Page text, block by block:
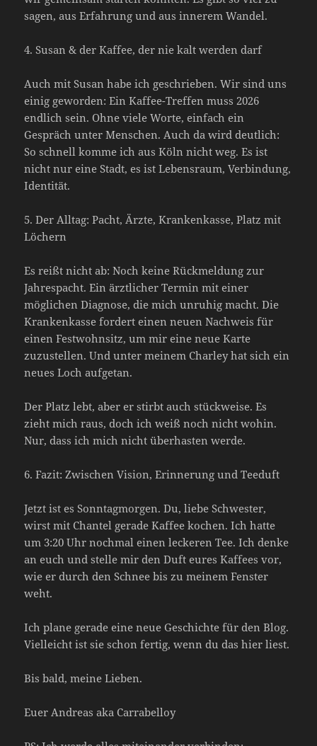
sagen, aus Erfahrung und aus innerem Wandel.
4. Susan & der Kaffee, der nie kalt werden darf
Auch mit Susan habe ich geschrieben. Wir sind uns
einig geworden: Ein Kaffee-Treffen muss 2026
endlich sein. Ohne viele Worte, einfach ein
Gespräch unter Menschen. Auch da wird deutlich:
So schnell komme ich aus Köln nicht weg. Es ist
nicht nur eine Stadt, es ist Lebensraum, Verbindung,
Identität.
5. Der Alltag: Pacht, Ärzte, Krankenkasse, Platz mit
Löchern
Es reißt nicht ab: Noch keine Rückmeldung zur
Jahrespacht. Ein ärztlicher Termin mit einer
möglichen Diagnose, die mich unruhig macht. Die
Krankenkasse fordert einen neuen Nachweis für
einen Festwohnsitz, um mir eine neue Karte
zuzustellen. Und unter meinem Charley hat sich ein
neues Loch aufgetan.
Der Platz lebt, aber er stirbt auch stückweise. Es
zieht mich raus, doch ich weiß noch nicht wohin.
Nur, dass ich mich nicht überhasten werde.
6. Fazit: Zwischen Vision, Erinnerung und Teeduft
Jetzt ist es Sonntagmorgen. Du, liebe Schwester,
wirst mit Chantel gerade Kaffee kochen. Ich hatte
um 3:20 Uhr nochmal einen leckeren Tee. Ich denke
an euch und stelle mir den Duft eures Kaffees vor,
wie er durch den Schnee bis zu meinem Fenster
weht.
Ich plane gerade eine neue Geschichte für den Blog.
Vielleicht ist sie schon fertig, wenn du das hier liest.
Bis bald, meine Lieben.
Euer Andreas aka Carrabelloy